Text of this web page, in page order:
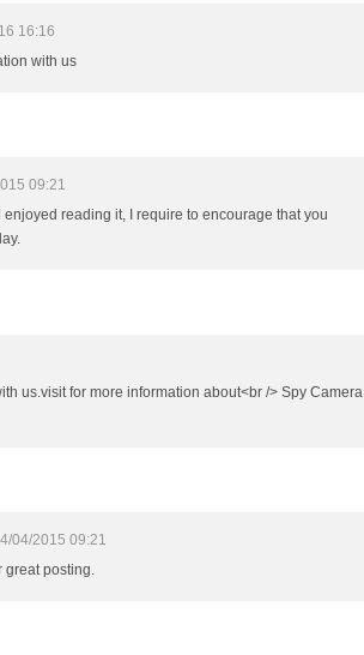
16:16
with us
09:21
reading it, I require to encourage that you
us.visit for more information about<br /> Spy Camera
04/2015 09:21
great posting.